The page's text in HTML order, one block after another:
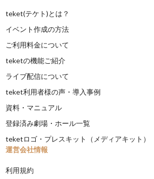
teket(テケト)とは？
イベント作成の方法
ご利用料金について
teketの機能ご紹介
ライブ配信について
teket利用者様の声・導入事例
資料・マニュアル
登録済み劇場・ホール一覧
teketロゴ・プレスキット（メディアキット）
運営会社情報
利用規約